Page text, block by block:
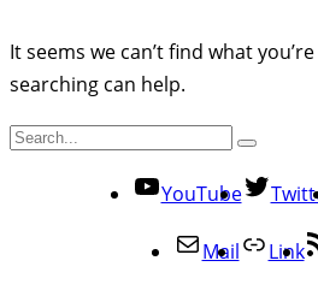
It seems we can’t find what
searching can help.
YouTube
Mail Link